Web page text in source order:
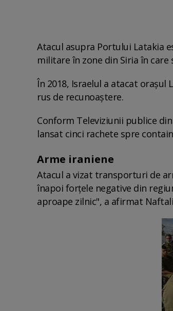
Atacul asupra Portului Latakia
militare în zone din Siria în care
În 2018, Israelul a atacat
rus de recunoaştere.
Conform Televiziunii publice
lansat cinci rachete spre
Arme iraniene
Atacul a vizat transporturi de
înapoi forţele negative din
aproape zilnic", a afirmat